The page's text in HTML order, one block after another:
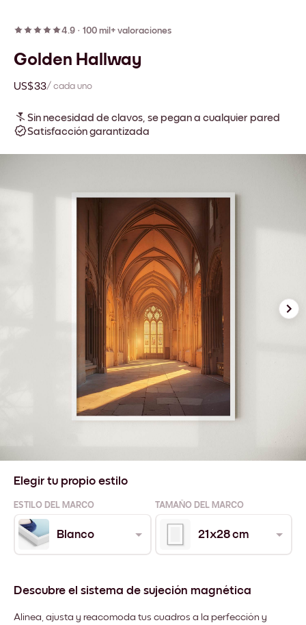
4.9 · 100 mil+ valoraciones
Golden Hallway
US$33/ cada uno
Sin necesidad de clavos, se pegan a cualquier pared
Satisfacción garantizada
Elegir tu propio estilo
ESTILO DEL MARCO TAMAÑO DEL MARCO
Blanco 21x28 cm
Descubre el sistema de sujeción magnética
Alinea, ajusta y reacomoda tus cuadros a la perfección y